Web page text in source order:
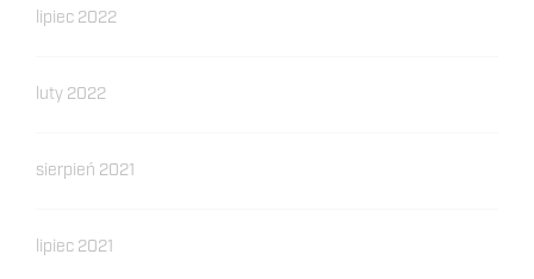
lipiec 2022
luty 2022
sierpień 2021
lipiec 2021